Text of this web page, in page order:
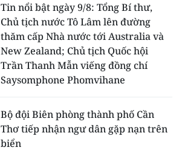
Tin nổi bật ngày 9/8: Tổng Bí thư,
Chủ tịch nước Tô Lâm lên đường
thăm cấp Nhà nước tới Australia và
New Zealand; Chủ tịch Quốc hội
Trần Thanh Mẫn viếng đồng chí
Saysomphone Phomvihane
Bộ đội Biên phòng thành phố Cần
Thơ tiếp nhận ngư dân gặp nạn trên
biển